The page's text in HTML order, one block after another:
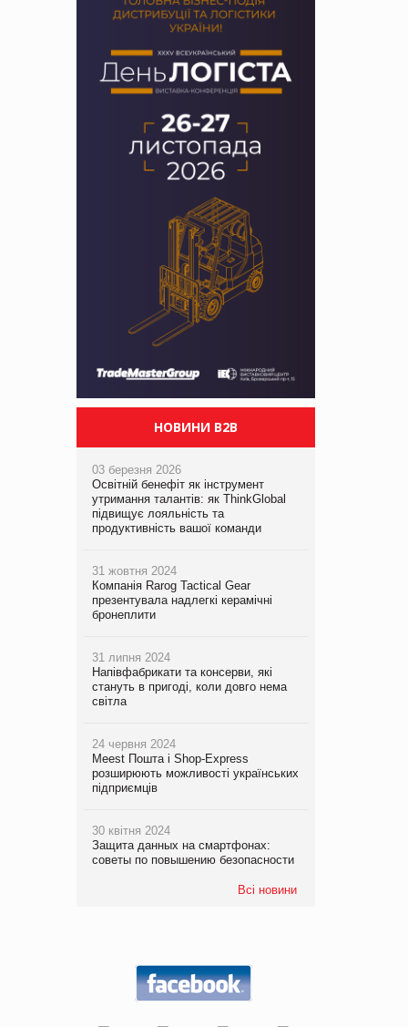
НОВИНИ B2B
03 березня 2026
Освітній бенефіт як інструмент
утримання талантів: як ThinkGlobal
підвищує лояльність та
продуктивність вашої команди
31 жовтня 2024
Компанія Rarog Tactical Gear
презентувала надлегкі керамічні
бронеплити
31 липня 2024
Напівфабрикати та консерви, які
стануть в пригоді, коли довго нема
світла
24 червня 2024
Meest Пошта і Shop-Express
розширюють можливості українських
підприємців
30 квітня 2024
Защита данных на смартфонах:
советы по повышению безопасности
Всі новини